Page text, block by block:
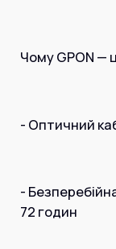
Чому GPON —
- Оптичний
-
72 годин